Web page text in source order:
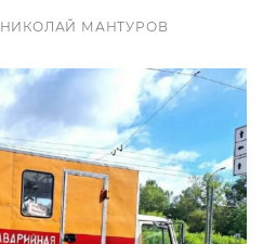
НИКОЛАЙ МАНТУРОВ